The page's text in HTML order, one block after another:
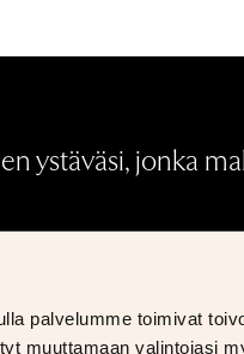
palvelumme toimivat
muuttamaan valintojasi
ystäväsi, jonka
Tietosuojaseloste